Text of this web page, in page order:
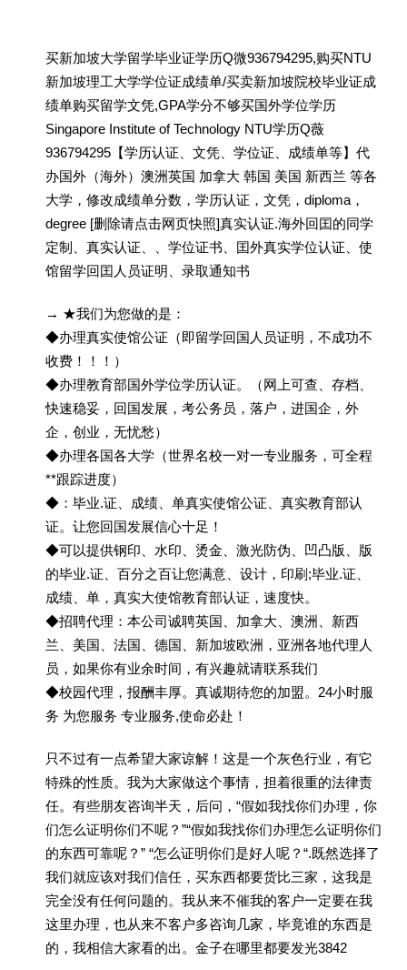
买新加坡大学留学毕业证学历Q微936794295,购买NTU
新加坡理工大学学位证成绩单/买卖新加坡院校毕业证成
绩单购买留学文凭,GPA学分不够买国外学位学历
Singapore Institute of Technology NTU学历Q薇
936794295【学历认证、文凭、学位证、成绩单等】代
办国外（海外）澳洲英国 加拿大 韩国 美国 新西兰 等各
大学，修改成绩单分数，学历认证，文凭，diploma，
degree [删除请点击网页快照]真实认证.海外回囯的同学
定制、真实认证、、学位证书、囯外真实学位认证、使
馆留学回囯人员证明、录取通知书
→ ★我们为您做的是：
◆办理真实使馆公证（即留学回国人员证明，不成功不
收费！！！）
◆办理教育部国外学位学历认证。（网上可查、存档、
快速稳妥，回国发展，考公务员，落户，进国企，外
企，创业，无忧愁）
◆办理各国各大学（世界名校一对一专业服务，可全程
**跟踪进度）
◆：毕业.证、成绩、单真实使馆公证、真实教育部认
证。让您回国发展信心十足！
◆可以提供钢印、水印、烫金、激光防伪、凹凸版、版
的毕业.证、百分之百让您满意、设计，印刷;毕业.证、
成绩、单，真实大使馆教育部认证，速度快。
◆招聘代理：本公司诚聘英国、加拿大、澳洲、新西
兰、美国、法国、德国、新加坡欧洲，亚洲各地代理人
员，如果你有业余时间，有兴趣就请联系我们
◆校园代理，报酬丰厚。真诚期待您的加盟。24小时服
务 为您服务 专业服务,使命必赴！
只不过有一点希望大家谅解！这是一个灰色行业，有它
特殊的性质。我为大家做这个事情，担着很重的法律责
任。有些朋友咨询半天，后问，“假如我找你们办理，你
们怎么证明你们不呢？”“假如我找你们办理怎么证明你们
的东西可靠呢？” “怎么证明你们是好人呢？“.既然选择了
我们就应该对我们信任，买东西都要货比三家，这我是
完全没有任何问题的。我从来不催我的客户一定要在我
这里办理，也从来不客户多咨询几家，毕竟谁的东西是
的，我相信大家看的出。金子在哪里都要发光3842